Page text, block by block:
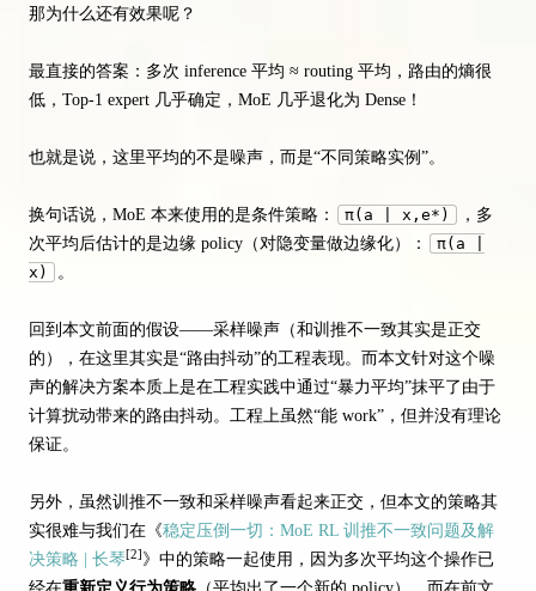
那为什么还有效果呢？
最直接的答案：多次 inference 平均 ≈ routing 平均，路由的熵很
低，Top-1 expert 几乎确定，MoE 几乎退化为 Dense！
也就是说，这里平均的不是噪声，而是“不同策略实例”。
换句话说，MoE 本来使用的是条件策略： π(a | x,e*)
，多
次平均后估计的是边缘 policy（对隐变量做边缘化）：
π(a |
x)
。
回到本文前面的假设——采样噪声（和训推不一致其实是正交
的），在这里其实是“路由抖动”的工程表现。而本文针对这个噪
声的解决方案本质上是在工程实践中通过“暴力平均”抹平了由于
计算扰动带来的路由抖动。工程上虽然“能 work”，但并没有理论
保证。
另外，虽然训推不一致和采样噪声看起来正交，但本文的策略其
实很难与我们在《稳定压倒一切：MoE RL 训推不一致问题及解
决策略 | 长琴[2] 》中的策略一起使用，因为多次平均这个操作已